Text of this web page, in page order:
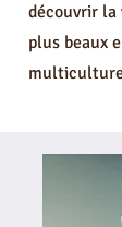
découvrir la
plus beaux